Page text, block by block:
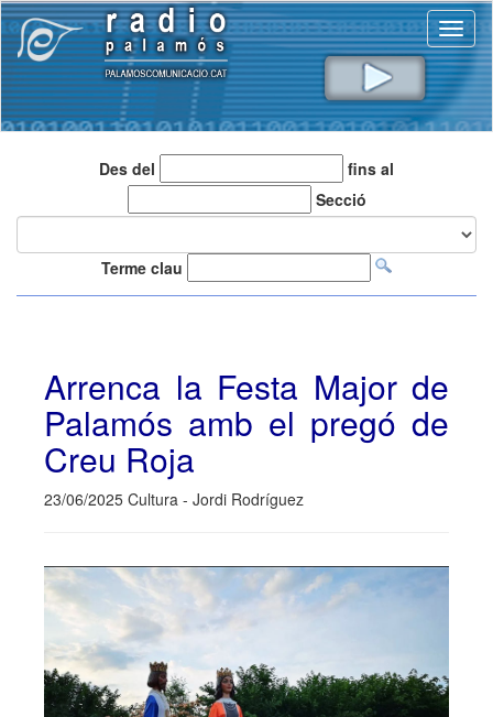
Des del
fins al
Secció
Terme clau
Arrenca la Festa Major de
Palamós amb el pregó de
Creu Roja
23/06/2025 Cultura - Jordi Rodríguez